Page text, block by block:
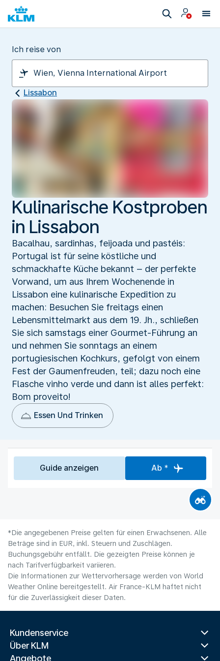
Ich reise von
Lissabon
Kulinarische Kostproben
in Lissabon
Bacalhau, sardinhas, feijoada und pastéis:
Portugal ist für seine köstliche und
schmackhafte Küche bekannt – der perfekte
Vorwand, um aus Ihrem Wochenende in
Lissabon eine kulinarische Expedition zu
machen: Besuchen Sie freitags einen
Lebensmittelmarkt aus dem 19. Jh., schließen
Sie sich samstags einer Gourmet-Führung an
und nehmen Sie sonntags an einem
portugiesischen Kochkurs, gefolgt von einem
Fest der Gaumenfreuden, teil; dazu noch eine
Flasche vinho verde und dann ist alles perfekt:
Bom proveito!
Essen Und Trinken
Guide anzeigen Ab *
*Die angegebenen Preise gelten für einen Erwachsenen. Alle
Beträge sind in EUR, inkl. Steuern und Zuschlägen.
Buchungsgebühr entfällt. Die gezeigten Preise können je
nach Tarifverfügbarkeit variieren.
Die Informationen zur Wettervorhersage werden von World
Weather Online bereitgestellt. Air France-KLM haftet nicht
für die Zuverlässigkeit dieser Daten.
Kundenservice
Über KLM
Angebote